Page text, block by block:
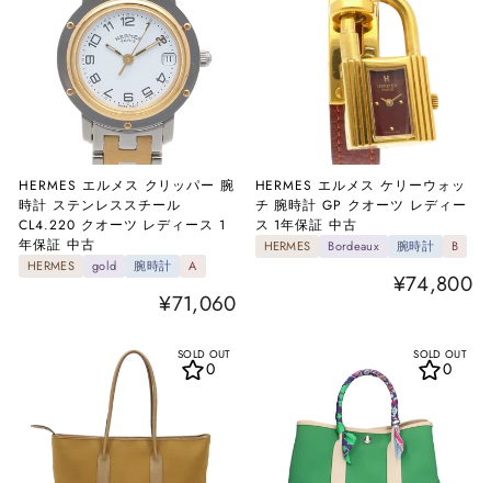
HERMES エルメス クリッパー 腕
時計 ステンレススチール
CL4.220 クオーツ レディース 1
年保証 中古
HERMES gold 腕時計 A
¥71,060
HERMES エルメス ケリーウォッ
チ 腕時計 GP クオーツ レディー
ス 1年保証 中古
HERMES Bordeaux 腕時計 B
¥74,800
SOLD OUT
0
SOLD OUT
0